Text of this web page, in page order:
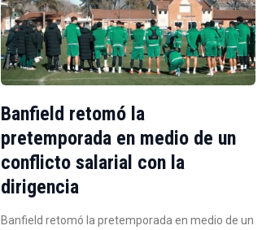
Banfield retomó la
pretemporada en medio de un
conflicto salarial con la
dirigencia
Banfield retomó la pretemporada en medio de un